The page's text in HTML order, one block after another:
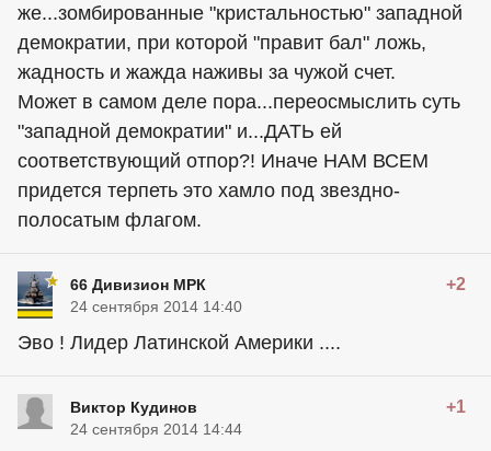
же...зомбированные "кристальностью" западной
демократии, при которой "правит бал" ложь,
жадность и жажда наживы за чужой счет.
Может в самом деле пора...переосмыслить суть
"западной демократии" и...ДАТЬ ей
соответствующий отпор?! Иначе НАМ ВСЕМ
придется терпеть это хамло под звездно-
полосатым флагом.
66 Дивизион МРК +2
24 сентября 2014 14:40
Эво ! Лидер Латинской Америки ....
Виктор Кудинов +1
24 сентября 2014 14:44